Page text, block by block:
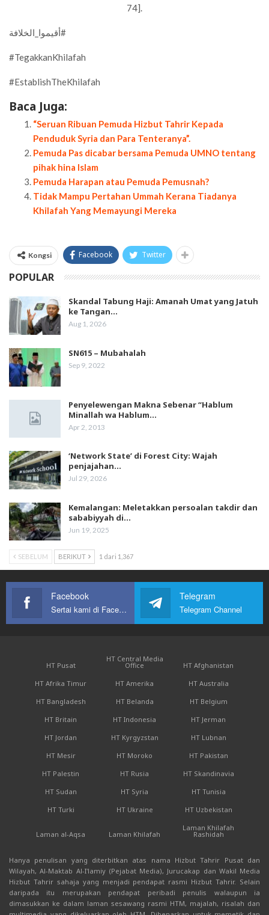
74].
أقيموا_الخلافة#
#TegakkanKhilafah
#EstablishTheKhilafah
Baca Juga:
“Seruan Ribuan Pemuda Hizbut Tahrir Kepada
Penduduk Syria dan Para Tenteranya”.
Pemuda Pas dicabar bersama Pemuda UMNO tentang
pihak hina Islam
Pemuda Harapan atau Pemuda Pemusnah?
Tidak Mampu Pertahan Ummah Kerana Tiadanya
Khilafah Yang Memayungi Mereka
Kongsi Facebook Twitter
POPULAR
Skandal Tabung Haji: Amanah Umat yang Jatuh
ke Tangan…
Aug 1, 2026
SN615 – Mubahalah
Sep 9, 2022
Penyelewengan Makna Sebenar “Hablum
Minallah wa Hablum…
Apr 2, 2013
‘Network State’ di Forest City: Wajah
penjajahan…
Jul 29, 2026
Kemalangan: Meletakkan persoalan takdir dan
sababiyyah di…
Jun 19, 2025
SEBELUM BERIKUT 1 dari 1,367
Facebook
Sertai kami di Facebook
Telegram
Telegram Channel
HT Pusat
HT Central Media
Office
HT Afghanistan
HT Afrika Timur
HT Amerika
HT Australia
HT Bangladesh
HT Belanda
HT Belgium
HT Britain
HT Indonesia
HT Jerman
HT Jordan
HT Kyrgyzstan
HT Lubnan
HT Mesir
HT Moroko
HT Pakistan
HT Palestin
HT Rusia
HT Skandinavia
HT Sudan
HT Syria
HT Tunisia
HT Turki
HT Ukraine HT Uzbekistan
Laman al-Aqsa Laman Khilafah
Laman Khilafah
Rashidah
Hanya penulisan yang diterbitkan atas nama Hizbut Tahrir Pusat dan
Wilayah, Al-Maktab Al-I'lamiy (Pejabat Media), Jurucakap dan Wakil Media
Hizbut Tahrir sahaja yang menjadi pendapat rasmi Hizbut Tahrir. Selain
daripada itu merupakan pendapat peribadi penulis walaupun ia
dimasukkan ke dalam laman sesawang rasmi HTM, majalah, risalah dan